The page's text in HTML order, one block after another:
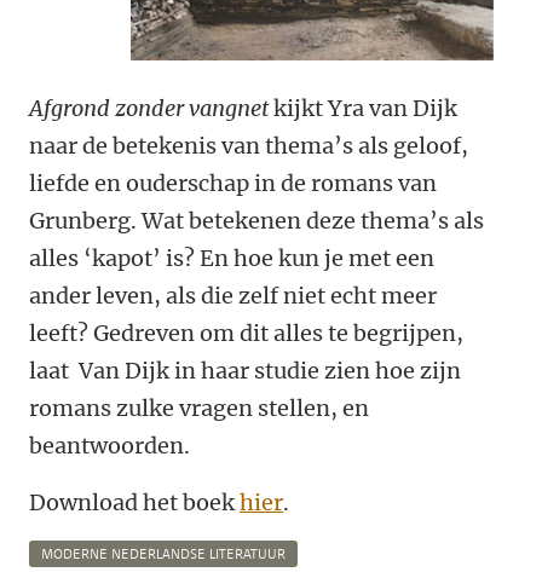
Afgrond zonder vangnetkijkt Yra van Dijk
naar de betekenis van thema’s als geloof,
liefde en ouderschap in de romans van
Grunberg. Wat betekenen deze thema’s als
alles ‘kapot’ is? En hoe kun je met een
ander leven, als die zelf niet echt meer
leeft? Gedreven om dit alles te begrijpen,
laat Van Dijk in haar studie zien hoe zijn
romans zulke vragen stellen, en
beantwoorden.
Download het boekhier.
MODERNE NEDERLANDSE LITERATUUR